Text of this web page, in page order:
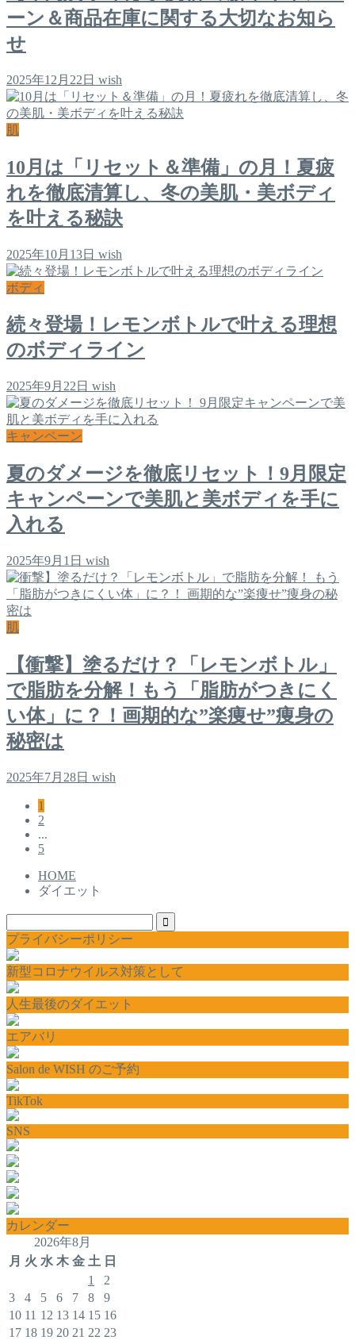
ーン＆商品在庫に関する大切なお知ら
せ
2025年12月22日 wish
肌
10月は「リセット＆準備」の月！夏疲
れを徹底清算し、冬の美肌・美ボディ
を叶える秘訣
2025年10月13日 wish
ボディ
続々登場！レモンボトルで叶える理想
のボディライン
2025年9月22日 wish
キャンペーン
夏のダメージを徹底リセット！9月限定
キャンペーンで美肌と美ボディを手に
入れる
2025年9月1日 wish
肌
【衝撃】塗るだけ？「レモンボトル」
で脂肪を分解！もう「脂肪がつきにく
い体」に？！画期的な”楽痩せ”痩身の
秘密は
2025年7月28日 wish
1
2
...
5
HOME
ダイエット
プライバシーポリシー
新型コロナウイルス対策として
人生最後のダイエット
エアバリ
Salon de WISH のご予約
TikTok
SNS
カレンダー
2026年8月
月 火 水 木 金 土 日
1
2
3
4 5 6 7 8
9
10 11 12 13 14 15 16
17 18 19 20 21 22 23